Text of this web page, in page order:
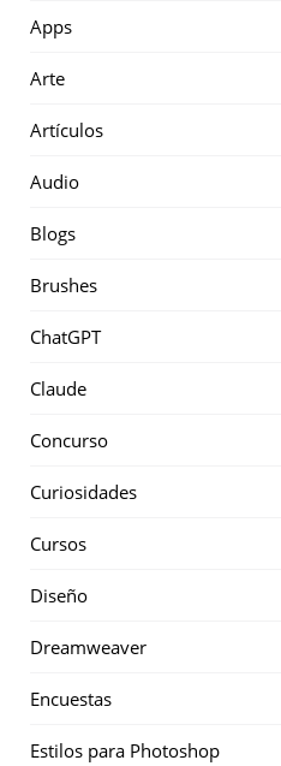
Apps
Arte
Artículos
Audio
Blogs
Brushes
ChatGPT
Claude
Concurso
Curiosidades
Cursos
Diseño
Dreamweaver
Encuestas
Estilos para Photoshop